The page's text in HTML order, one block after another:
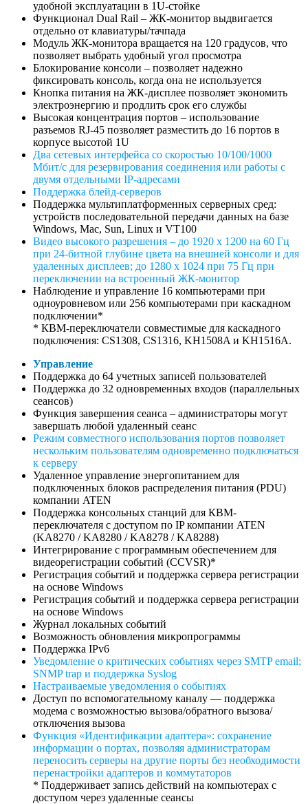
удобной эксплуатации в 1U-стойке
Функционал Dual Rail – ЖК-монитор выдвигается
отдельно от клавиатуры/тачпада
Модуль ЖК-монитора вращается на 120 градусов, что
позволяет выбрать удобный угол просмотра
Блокирование консоли – позволяет надежно
фиксировать консоль, когда она не используется
Кнопка питания на ЖК-дисплее позволяет экономить
электроэнергию и продлить срок его службы
Высокая концентрация портов – использование
разъемов RJ-45 позволяет разместить до 16 портов в
корпусе высотой 1U
Два сетевых интерфейса со скоростью 10/100/1000
Mбит/с для резервирования соединения или работы с
двумя отдельными IP-адресами
Поддержка блейд-серверов
Поддержка мультиплатформенных серверных сред:
устройств последовательной передачи данных на базе
Windows, Mac, Sun, Linux и VT100
Видео высокого разрешения – до 1920 x 1200 на 60 Гц
при 24-битной глубине цвета на внешней консоли и для
удаленных дисплеев; до 1280 x 1024 при 75 Гц при
переключении на встроенный ЖК-монитор
Наблюдение и управление 16 компьютерами при
одноуровневом или 256 компьютерами при каскадном
подключении*
* КВМ-переключатели совместимые для каскадного
подключения: CS1308, CS1316, KH1508A и KH1516A.
Управление
Поддержка до 64 учетных записей пользователей
Поддержка до 32 одновременных входов (параллельных
сеансов)
Функция завершения сеанса – администраторы могут
завершать любой удаленный сеанс
Режим совместного использования портов позволяет
нескольким пользователям одновременно подключаться
к серверу
Удаленное управление энергопитанием для
подключенных блоков распределения питания (PDU)
компании ATEN
Поддержка консольных станций для КВМ-
переключателя с доступом по IP компании ATEN
(KA8270 / KA8280 / KA8278 / KA8288)
Интегрирование с программным обеспечением для
видеорегистрации событий (CCVSR)*
Регистрация событий и поддержка сервера регистрации
на основе Windows
Регистрация событий и поддержка сервера регистрации
на основе Windows
Журнал локальных событий
Возможность обновления микропрограммы
Поддержка IPv6
Уведомление о критических событиях через SMTP email;
SNMP trap и поддержка Syslog
Настраиваемые уведомления о событиях
Доступ по вспомогательному каналу — поддержка
модема с возможностью вызова/обратного вызова/
отключения вызова
Функция «Идентификации адаптера»: сохранение
информации о портах, позволяя администраторам
переносить серверы на другие порты без необходимости
перенастройки адаптеров и коммутаторов
* Поддерживает запись действий на компьютерах с
доступом через удаленные сеансы